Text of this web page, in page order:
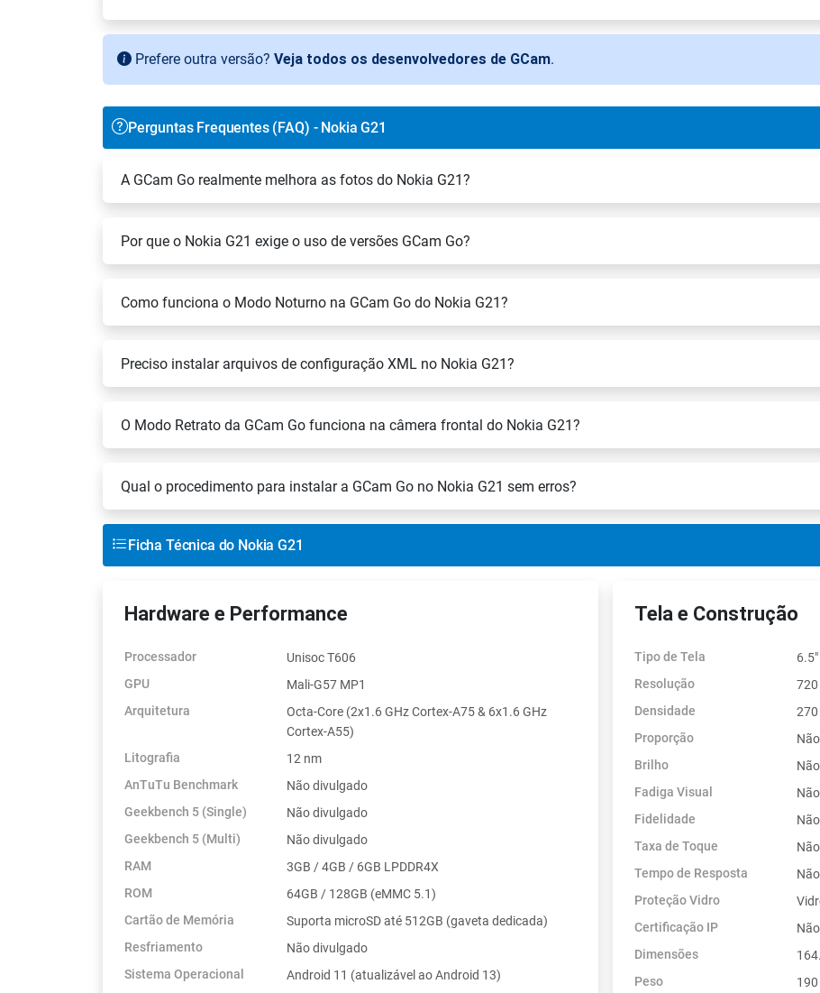
Prefere outra versão? Veja todos os desenvolvedores de GCam.
Perguntas Frequentes (FAQ) - Nokia G21
A GCam Go realmente melhora as fotos do Nokia G21?
Por que o Nokia G21 exige o uso de versões GCam Go?
Como funciona o Modo Noturno na GCam Go do Nokia G21?
Preciso instalar arquivos de configuração XML no Nokia G21?
O Modo Retrato da GCam Go funciona na câmera frontal do Nokia G21?
Qual o procedimento para instalar a GCam Go no Nokia G21 sem erros?
Ficha Técnica do Nokia G21
Hardware e Performance
Processador
Unisoc T606
GPU
Mali-G57 MP1
Arquitetura
Octa-Core (2x1.6 GHz Cortex-A75 & 6x1.6 GHz
Cortex-A55)
Litografia
12 nm
AnTuTu Benchmark
Não divulgado
Geekbench 5 (Single)
Não divulgado
Geekbench 5 (Multi)
Não divulgado
RAM
3GB / 4GB / 6GB LPDDR4X
ROM
64GB / 128GB (eMMC 5.1)
Cartão de Memória
Suporta microSD até 512GB (gaveta dedicada)
Resfriamento
Não divulgado
Sistema Operacional
Android 11 (atualizável ao Android 13)
Tela e Construção
Tipo de Tela
Resolução
720
Densidade
270
Proporção
Brilho
Fadiga Visual
Fidelidade
Taxa de Toque
Tempo de Resposta
Proteção Vidro
Certificação IP
Dimensões
Peso
190